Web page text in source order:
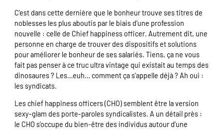
C’est dans cette dernière que le bonheur trouve ses titres de
noblesses les plus aboutis par le biais d’une profession
nouvelle : celle de Chief happiness officer. Autrement dit, une
personne en charge de trouver des dispositifs et solutions
pour améliorer le bonheur de ses salariés. Tiens, ça ne vous
fait pas penser à ce truc ultra vintage qui existait au temps des
dinosaures ? Les…euh… comment ça s’appelle déjà ? Ah oui :
les syndicats.
Les chief happiness officers (CHO) semblent être la version
sexy-glam des porte-paroles syndicalistes. A un détail près :
le CHO s’occupe du bien-être des individus autour d’une